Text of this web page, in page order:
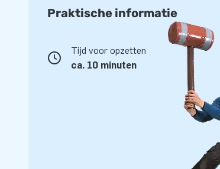
Praktische informatie
Tijd voor opzetten
ca. 10 minuten